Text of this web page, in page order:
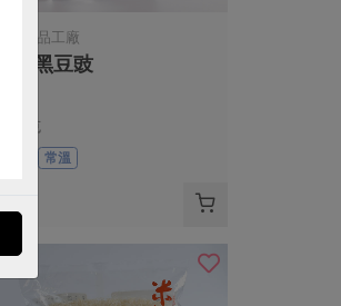
民生食品工廠
本土黑豆豉
80公克
常溫